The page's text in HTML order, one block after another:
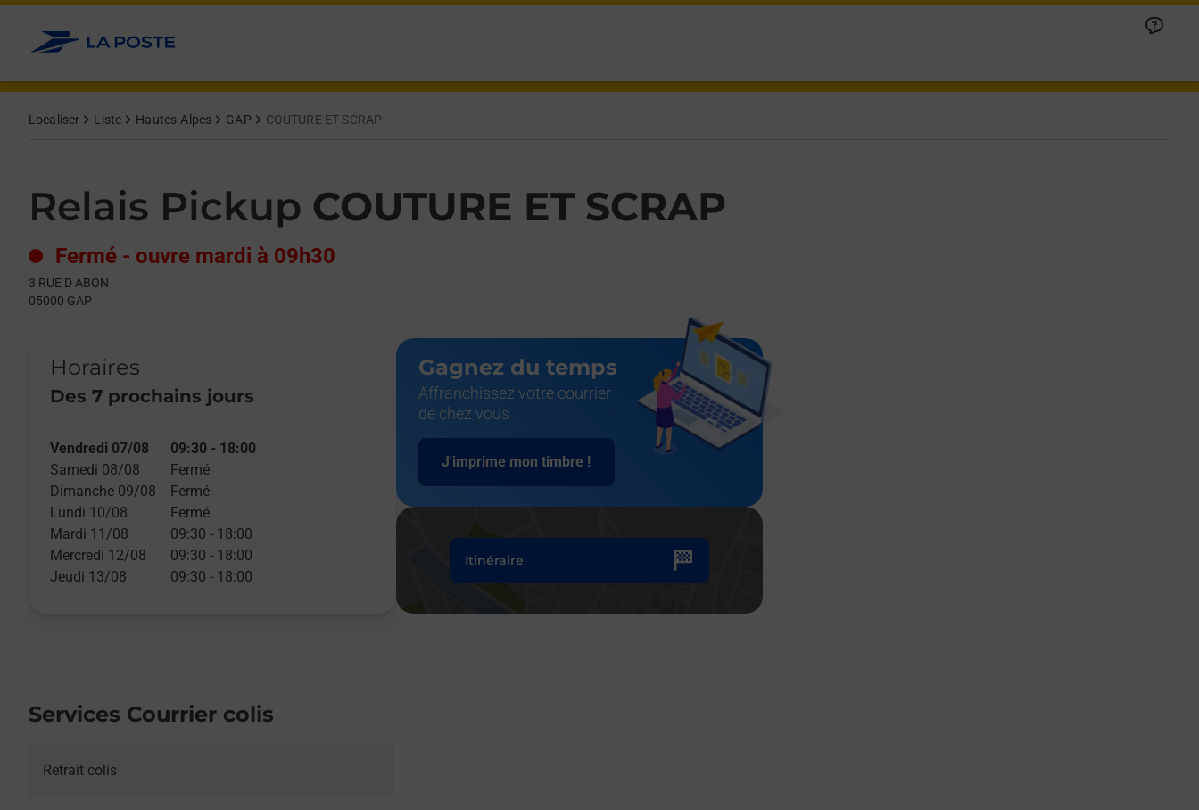
Allez au contenu
Localiser Liste Hautes-Alpes GAP COUTURE ET SCRAP
Relais Pickup COUTURE ET SCRAP
Fermé - ouvre mardi à 09h30
3 RUE D ABON
05000 GAP
Horaires
Des 7 prochains jours
Day of the WeekHours
Vendredi 07/08 09:30 - 18:00
Samedi 08/08
Fermé
Dimanche 09/08
Fermé
Lundi 10/08
Fermé
Mardi 11/08
09:30 - 18:00
Mercredi 12/08
09:30 - 18:00
Jeudi 13/08
09:30 - 18:00
Gagnez du temps
Affranchissez votre courrier
de chez vous
J'imprime mon timbre !
Itinéraire
Services Courrier colis
Retrait colis
Get directions to Relais Pickup at 3 RUE D ABON GAP,
lien s'ouvre dans un nouvel onglet